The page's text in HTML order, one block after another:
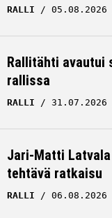
RALLI 05.08.2026
Rallitähti avautui
rallissa
RALLI 31.07.2026
Jari-Matti
tehtävä ratkaisu
RALLI 06.08.2026